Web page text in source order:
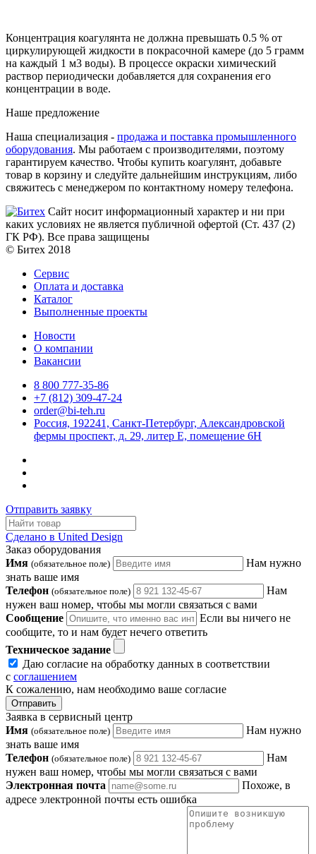
Концентрация коагулянта не должна превышать 0.5 % от
циркулирующей жидкости в покрасочной камере (до 5 грамм
на каждый 1 м3 воды). В процессе окраски химический
раствор периодически добавляется для сохранения его
концентрации в воде.
Наше предложение
Наша специализация - продажа и поставка промышленного
оборудования. Мы работаем с производителями, поэтому
гарантируем качество. Чтобы купить коагулянт, добавьте
товар в корзину и следуйте дальнейшим инструкциям, либо
свяжитесь с менеджером по контактному номеру телефона.
Сайт носит информационный характер и ни при
каких условиях не является публичной офертой (Ст. 437 (2)
ГК РФ). Все права защищены
© Битех 2018
Сервис
Оплата и доставка
Каталог
Выполненные проекты
Новости
О компании
Вакансии
8 800 777-35-86
+7 (812) 309-47-24
order@bi-teh.ru
Россия, 192241, Санкт-Петербург, Александровской
фермы проспект, д. 29, литер Е, помещение 6Н
Отправить заявку
Сделано в United Design
Заказ оборудования
Имя (обязательное поле)
Нам нужно
знать ваше имя
Телефон (обязательное поле)
Нам
нужен ваш номер, чтобы мы могли связаться с вами
Сообщение
Если вы ничего не
сообщите, то и нам будет нечего ответить
Техническое задание
Даю согласие на обработку данных в соответствии
с соглашением
К сожалению, нам необходимо ваше согласие
Отправить
Заявка в сервисный центр
Имя (обязательное поле)
Нам нужно
знать ваше имя
Телефон (обязательное поле)
Нам
нужен ваш номер, чтобы мы могли связаться с вами
Электронная почта
Похоже, в
адресе электронной почты есть ошибка